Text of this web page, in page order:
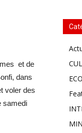
et de
dans
voler des
samedi